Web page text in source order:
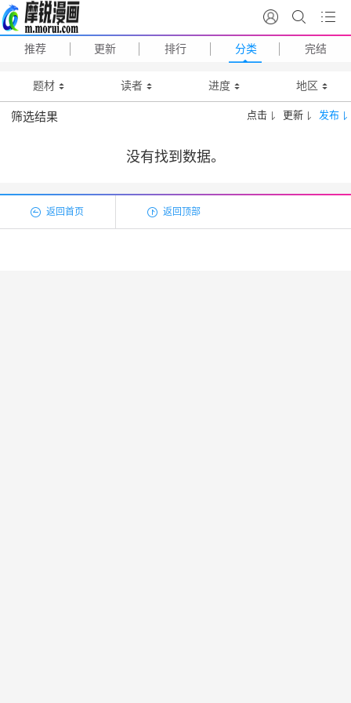
推荐 更新 排行 分类 完结
题材 读者 进度 地区
筛选结果 发布
更新
点击
没有找到数据。
返回首页 返回顶部